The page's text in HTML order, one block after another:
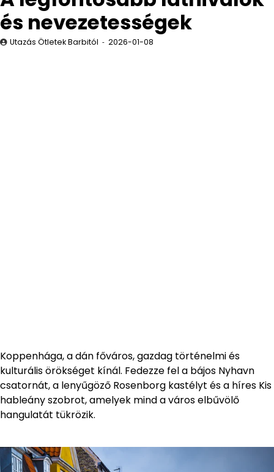
és nevezetességek
Utazás Ötletek Barbitól 2026-01-08
Koppenhága, a dán főváros, gazdag történelmi és
kulturális örökséget kínál. Fedezze fel a bájos Nyhavn
csatornát, a lenyűgöző Rosenborg kastélyt és a híres Kis
hableány szobrot, amelyek mind a város elbűvölő
hangulatát tükrözik.